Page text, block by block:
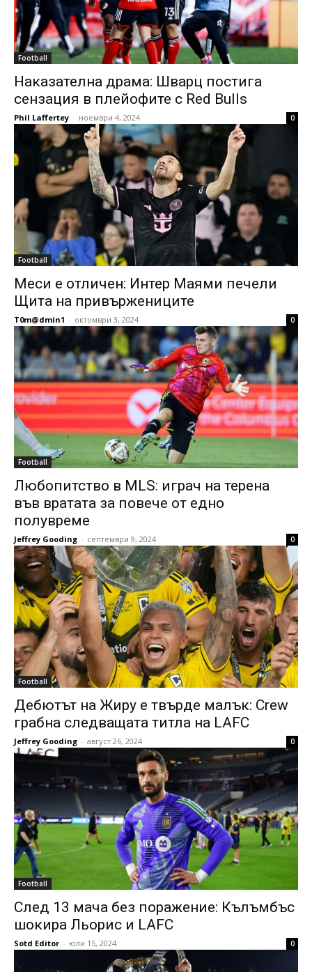
Football
Наказателна драма: Шварц постига
сензация в плейофите с Red Bulls
Phil Laffertey - ноември 4, 2024 0
Football
Меси е отличен: Интер Маями печели
Щита на привържениците
T0m@dmin1 - октомври 3, 2024 0
Football
Любопитство в MLS: играч на терена
във вратата за повече от едно
полувреме
Jeffrey Gooding - септември 9, 2024 0
Football
Дебютът на Жиру е твърде малък: Crew
грабна следващата титла на LAFC
Jeffrey Gooding - август 26, 2024 0
Football
След 13 мача без поражение: Кълъмбъс
шокира Льорис и LAFC
Sotd Editor - юли 15, 2024 0